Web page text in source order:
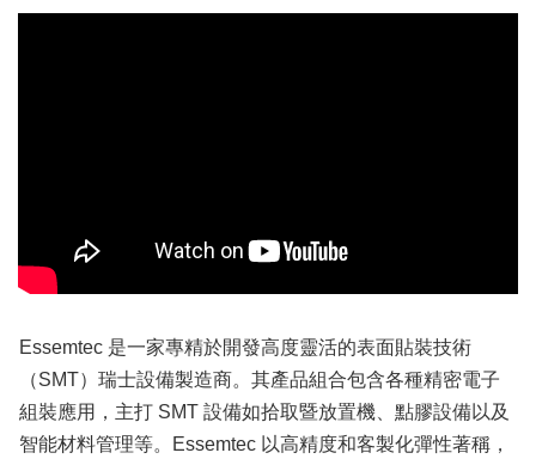
Essemtec 是一家專精於開發高度靈活的表面貼裝技術
（SMT）瑞士設備製造商。其產品組合包含各種精密電子
組裝應用，主打 SMT 設備如拾取暨放置機、點膠設備以及
智能材料管理等。Essemtec 以高精度和客製化彈性著稱，